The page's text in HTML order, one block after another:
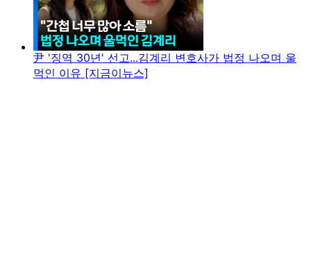
尹 '징역 30년' 선고...김계리 변호사가 법정 나오며 울
먹인 이유 [지금이뉴스]